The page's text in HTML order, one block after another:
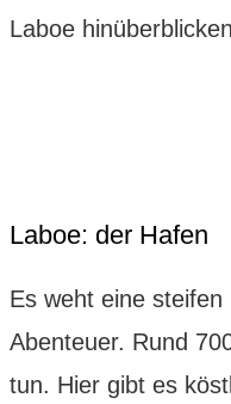
Laboe
Laboe: der Hafen
Es weht eine
Abenteuer. Rund
tun. Hier gibt es